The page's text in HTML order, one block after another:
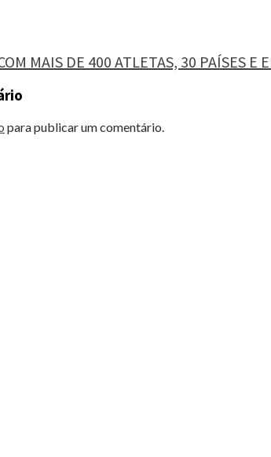
MAIS DE 400 ATLETAS, 30 PAÍSES E
para publicar um comentário.